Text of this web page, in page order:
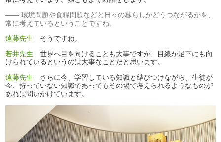
環境問題や食糧問題などと日々の暮らしがどうつながるかを、
常に考えているということですね。
遠藤先生 そうですね。
若井先生 世界へ目を向けることも大事ですが、目線が足下にも向
けられているというのは大事なことだと思います。
遠藤先生 さらに今、学習している知識と結びつけながら、生徒が
今、持っていない知識であってもその場で考えられるようなものが
あれば問いかけています。